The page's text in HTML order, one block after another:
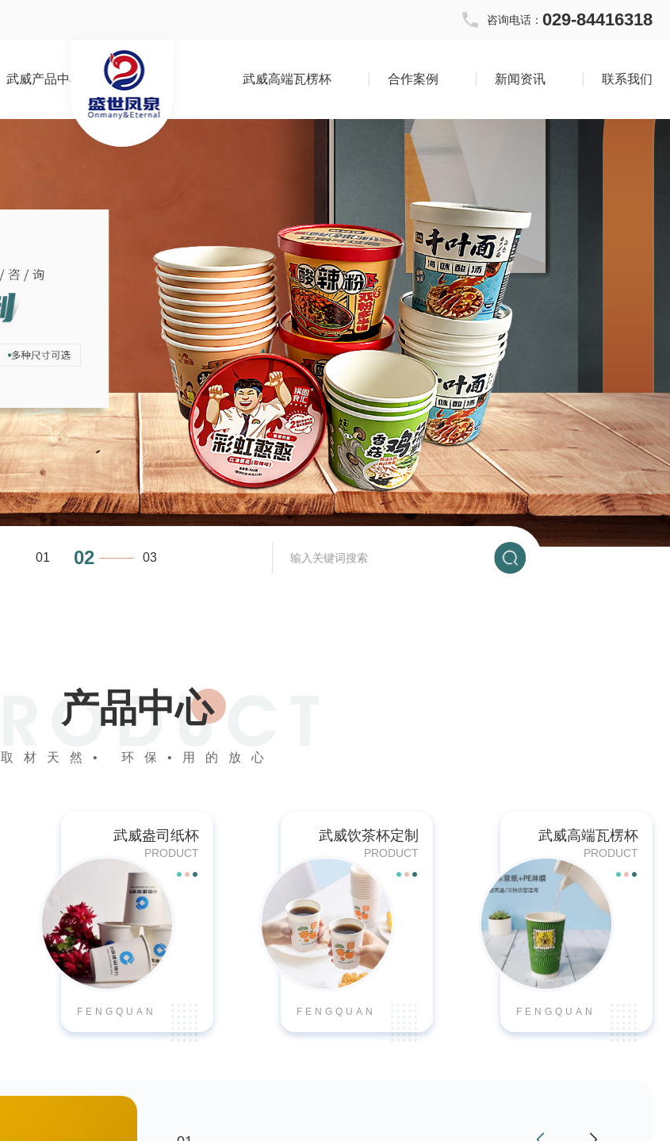
咨询电话： 029-84416318
武威产品中心 武威高端瓦楞杯 合作案例 新闻资讯 联系我们
01 02 03
产品中心
取材天然• 环保•用的放心
武威盎司纸杯
PRODUCT
FENGQUAN
武威饮茶杯定制
PRODUCT
FENGQUAN
武威高端瓦楞杯
PRODUCT
FENGQUAN